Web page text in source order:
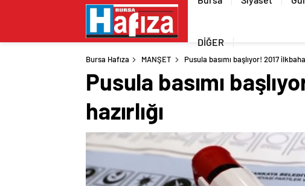
DİĞER
Bursa Hafıza MANŞET Pusula basımı başlıyor! 2017
Pusula basımı
hazırlığı